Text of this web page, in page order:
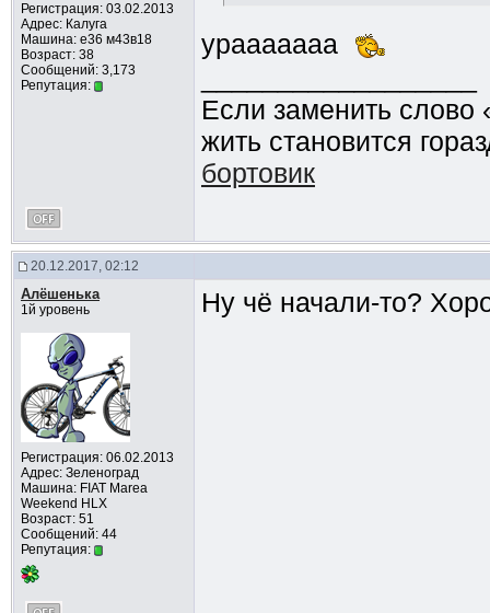
Регистрация: 03.02.2013
Адрес: Калуга
Машина: е36 м43в18
Возраст: 38
Сообщений: 3,173
Репутация:
урааааааа
Если заменить слово
жить становится
бортовик
20.12.2017, 02:12
Алёшенька
1й уровень
Регистрация: 06.02.2013
Адрес: Зеленоград
Машина: FIAT Marea
Weekend HLX
Возраст: 51
Сообщений: 44
Репутация:
Ну чё начали-то?